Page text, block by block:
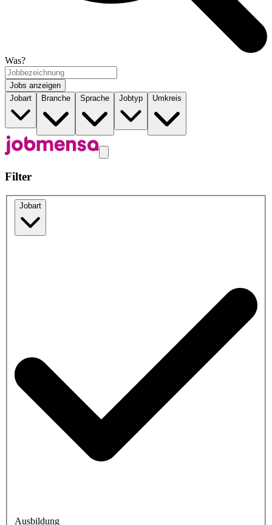
Was?
Jobs anzeigen
Jobart
Branche Sprache Jobtyp Umkreis
Filter
Jobart
Ausbildung